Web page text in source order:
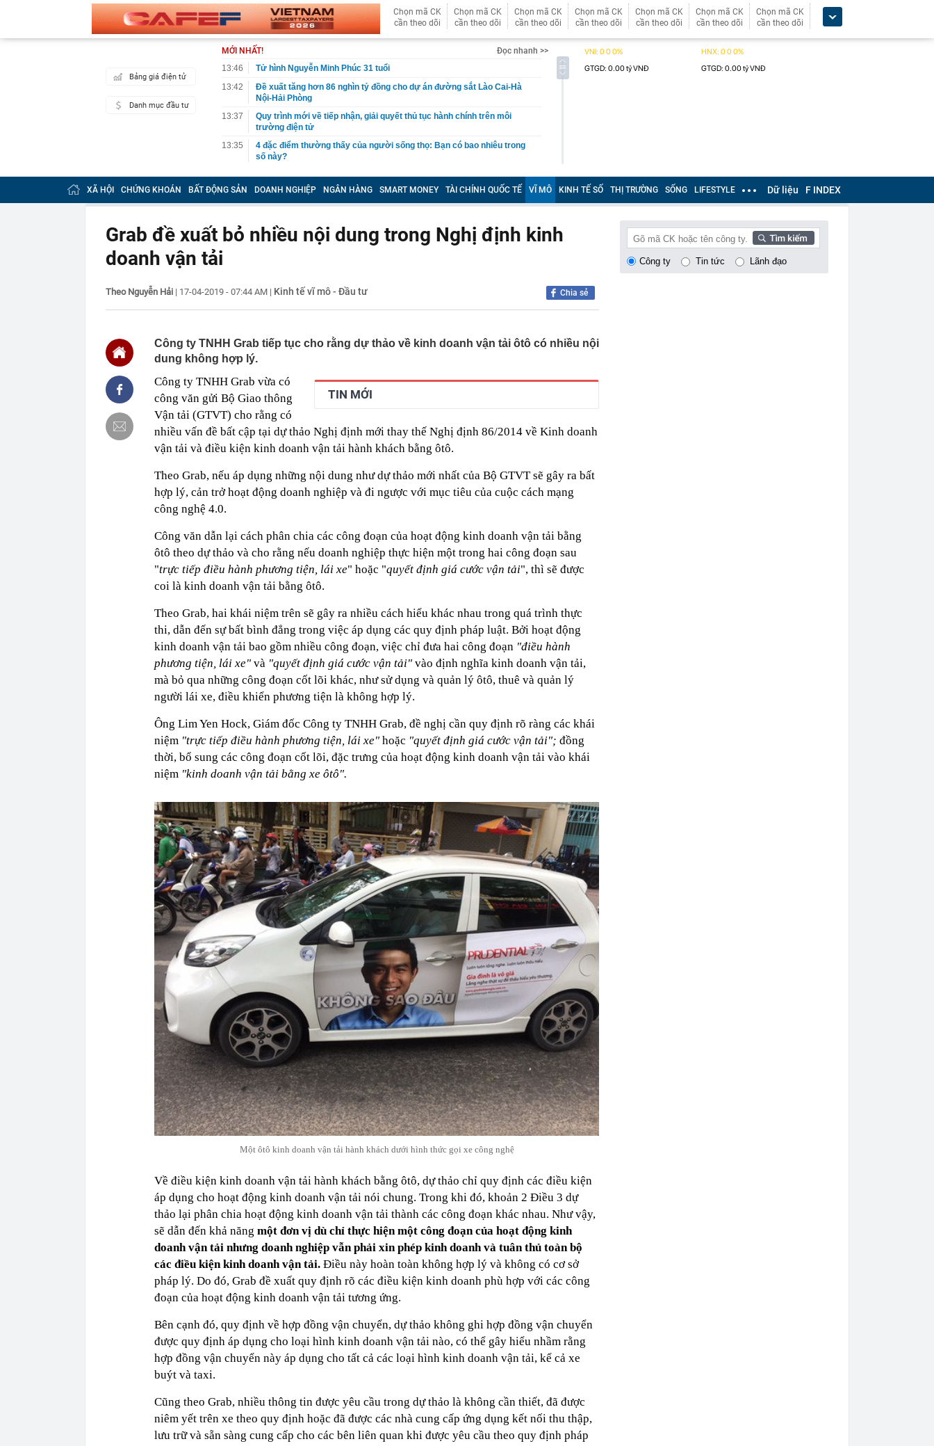
Chọn mã CK
cần theo dõi
Chọn mã CK
cần theo dõi
Chọn mã CK
cần theo dõi
Chọn mã CK
cần theo dõi
Chọn mã CK
cần theo dõi
Chọn mã CK
cần theo dõi
Chọn mã CK
cần theo dõi
Bảng giá điện tử
Danh mục đầu tư
MỚI NHẤT!
Đọc nhanh >>
13:46
Tử hình Nguyễn Minh Phúc 31 tuổi
13:42
Đề xuất tăng hơn 86 nghìn tỷ đồng cho dự án đường sắt Lào Cai-Hà
Nội-Hải Phòng
13:37
Quy trình mới về tiếp nhận, giải quyết thủ tục hành chính trên môi
trường điện tử
13:35
4 đặc điểm thường thấy của người sống thọ: Bạn có bao nhiêu trong
số này?
13:34
Trăn trở của Bí thư Quảng Ninh khi tỉnh lên thành phố trực thuộc Trung
ương
13:33
Trước khi bị bắt, Chủ tịch Mekolor từng “nổ” có đủ 100 tỷ USD làm
13:33
Đang hạ cánh, máy bay Boeing 767 suýt đâm vào phi cơ kiểm tra, phi
công lập tức quay đầu, gần 200 người thoát chết trong tích tắc
13:25
Khám xét nơi ở, nơi làm việc, khởi tố người bán thuốc đông y Bùi Thị
13:18
Việt Nam sở hữu một loại cá giàu protein hơn cá hồi, được mệnh danh
‘siêu thực phẩm': Vừa thu về hơn 500 triệu USD, người Mỹ cực kỳ ưa
Á hậu Thuý Tiên gây chú ý khi xuất hiện
12:59
Hình ảnh mới nhất của rạch Đá Đỏ cạnh Metro số 1 sau gần một năm
thi công: Diện mạo khác hẳn trước đây
12:58
Thống đốc Fed: Sẵn sàng tăng lãi suất, cảnh báo Mỹ “không còn nhiều
thời gian”
chạy
12:43
Keppel rút khỏi siêu dự án có toà tháp 88 tầng tại Thủ Thiêm, chấm dứt
Nam bị bắt
12:42
Việt Nam sắp sở hữu công trình chưa từng có trong lịch sử: Mái thép
12.000 tấn đã lắp đủ nhịp, nơi lớn hơn địa điểm trao giải Oscar cũng
dần lộ diện
Khởi tố Chủ tịch Mekolor “nổ” sở hữu chục tỷ Euro
12:38
Tạm giữ hình sự Trần Thị Nguyên SN 2001
XÃ HỘI CHỨNG KHOÁN BẤT ĐỘNG SẢN DOANH NGHIỆP NGÂN HÀNG SMART MONEY TÀI CHÍNH QUỐC TẾ VĨ MÔ KINH TẾ SỐ THỊ TRƯỜNG SỐNG LIFESTYLE Dữ liệu F INDEX
Grab đề xuất bỏ nhiều nội dung trong Nghị định kinh
doanh vận tải
Theo Nguyễn Hải | 17-04-2019 - 07:44 AM | Kinh tế vĩ mô - Đầu tư Chia sẻ
Công ty TNHH Grab tiếp tục cho rằng dự thảo về kinh doanh vận tải ôtô có nhiều nội
dung không hợp lý.
TIN MỚI
Công ty TNHH Grab vừa có
công văn gửi Bộ Giao thông
Vận tải (GTVT) cho rằng có
nhiều vấn đề bất cập tại dự thảo Nghị định mới thay thế Nghị định 86/2014 về Kinh doanh
vận tải và điều kiện kinh doanh vận tải hành khách bằng ôtô.
Theo Grab, nếu áp dụng những nội dung như dự thảo mới nhất của Bộ GTVT sẽ gây ra bất
hợp lý, cản trở hoạt động doanh nghiệp và đi ngược với mục tiêu của cuộc cách mạng
công nghệ 4.0.
Công văn dẫn lại cách phân chia các công đoạn của hoạt động kinh doanh vận tải bằng
ôtô theo dự thảo và cho rằng nếu doanh nghiệp thực hiện một trong hai công đoạn sau
"trực tiếp điều hành phương tiện, lái xe" hoặc "quyết định giá cước vận tải", thì sẽ được
coi là kinh doanh vận tải bằng ôtô.
Theo Grab, hai khái niệm trên sẽ gây ra nhiều cách hiểu khác nhau trong quá trình thực
thi, dẫn đến sự bất bình đẳng trong việc áp dụng các quy định pháp luật. Bởi hoạt động
kinh doanh vận tải bao gồm nhiều công đoạn, việc chỉ đưa hai công đoạn "điều hành
phương tiện, lái xe" và "quyết định giá cước vận tải" vào định nghĩa kinh doanh vận tải,
mà bỏ qua những công đoạn cốt lõi khác, như sử dụng và quản lý ôtô, thuê và quản lý
người lái xe, điều khiển phương tiện là không hợp lý.
Ông Lim Yen Hock, Giám đốc Công ty TNHH Grab, đề nghị cần quy định rõ ràng các khái
niệm "trực tiếp điều hành phương tiện, lái xe" hoặc "quyết định giá cước vận tải"; đồng
thời, bổ sung các công đoạn cốt lõi, đặc trưng của hoạt động kinh doanh vận tải vào khái
niệm "kinh doanh vận tải bằng xe ôtô".
Một ôtô kinh doanh vận tải hành khách dưới hình thức gọi xe công nghệ
Về điều kiện kinh doanh vận tải hành khách bằng ôtô, dự thảo chỉ quy định các điều kiện
áp dụng cho hoạt động kinh doanh vận tải nói chung. Trong khi đó, khoản 2 Điều 3 dự
thảo lại phân chia hoạt động kinh doanh vận tải thành các công đoạn khác nhau. Như vậy,
sẽ dẫn đến khả năng một đơn vị dù chỉ thực hiện một công đoạn của hoạt động kinh
doanh vận tải nhưng doanh nghiệp vẫn phải xin phép kinh doanh và tuân thủ toàn bộ
các điều kiện kinh doanh vận tải. Điều này hoàn toàn không hợp lý và không có cơ sở
pháp lý. Do đó, Grab đề xuất quy định rõ các điều kiện kinh doanh phù hợp với các công
đoạn của hoạt động kinh doanh vận tải tương ứng.
Bên cạnh đó, quy định về hợp đồng vận chuyển, dự thảo không ghi hợp đồng vận chuyển
được quy định áp dụng cho loại hình kinh doanh vận tải nào, có thể gây hiểu nhầm rằng
hợp đồng vận chuyển này áp dụng cho tất cả các loại hình kinh doanh vận tải, kể cả xe
buýt và taxi.
Cũng theo Grab, nhiều thông tin được yêu cầu trong dự thảo là không cần thiết, đã được
niêm yết trên xe theo quy định hoặc đã được các nhà cung cấp ứng dụng kết nối thu thập,
lưu trữ và sẵn sàng cung cấp cho các bên liên quan khi được yêu cầu theo quy định pháp
Công ty Tin tức Lãnh đạo